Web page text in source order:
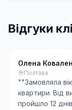
Відгуки
Олена
Полтава
""Замовляла
квартири. Від
пройшло 12